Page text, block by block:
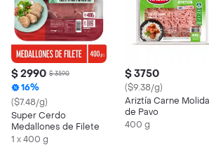
$ 2990 $ 3590
16%
($7.48/g)
Super Cerdo
Medallones de Filete
1 x 400 g
$ 3750
($9.38/g)
Ariztía Carne Molida
de Pavo
400 g